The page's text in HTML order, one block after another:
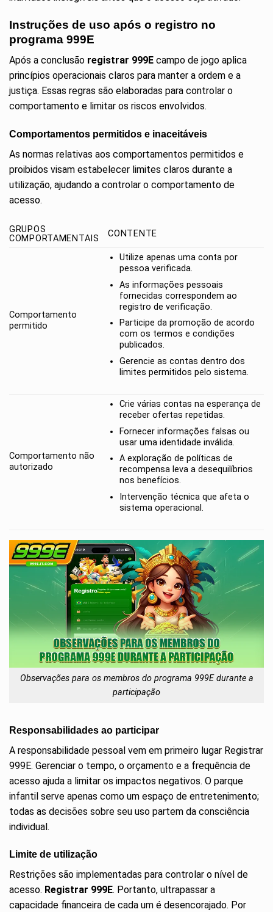
Instruções de uso após o registro no
programa 999E
Após a conclusão registrar 999E campo de jogo aplica
princípios operacionais claros para manter a ordem e a
justiça. Essas regras são elaboradas para controlar o
comportamento e limitar os riscos envolvidos.
Comportamentos permitidos e inaceitáveis
As normas relativas aos comportamentos permitidos e
proibidos visam estabelecer limites claros durante a
utilização, ajudando a controlar o comportamento de
acesso.
GRUPOS
COMPORTAMENTAIS
CONTENTE
Comportamento
permitido
Utilize apenas uma conta por
pessoa verificada.
As informações pessoais
fornecidas correspondem ao
registro de verificação.
Participe da promoção de acordo
com os termos e condições
publicados.
Gerencie as contas dentro dos
limites permitidos pelo sistema.
Comportamento não
autorizado
Crie várias contas na esperança de
receber ofertas repetidas.
Fornecer informações falsas ou
usar uma identidade inválida.
A exploração de políticas de
recompensa leva a desequilíbrios
nos benefícios.
Intervenção técnica que afeta o
sistema operacional.
Observações para os membros do programa 999E durante a
participação
Responsabilidades ao participar
A responsabilidade pessoal vem em primeiro lugar Registrar
999E. Gerenciar o tempo, o orçamento e a frequência de
acesso ajuda a limitar os impactos negativos. O parque
infantil serve apenas como um espaço de entretenimento;
todas as decisões sobre seu uso partem da consciência
individual.
Limite de utilização
Restrições são implementadas para controlar o nível de
acesso. Registrar 999E. Portanto, ultrapassar a
capacidade financeira de cada um é desencorajado. Por